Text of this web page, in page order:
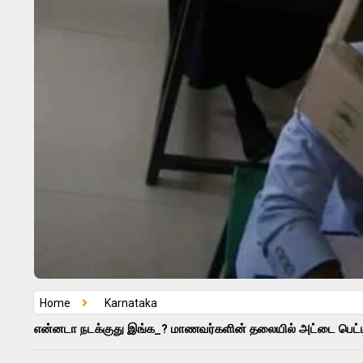
Home Karnataka
என்னடா நடக்குது இங்க_? மாணவர்களின் தலையில் அட்டை